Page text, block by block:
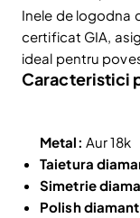
Inele de logodna
certificat GIA,
ideal pentru
Caracteristici
Metal: Aur 18k
Taietura
Simetrie
Polish